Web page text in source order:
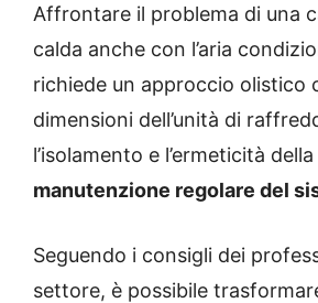
Affrontare il problema di una
calda anche con l’aria
richiede un approccio olistico
dimensioni dell’unità di
l’isolamento e l’ermeticità
manutenzione regolare del
Seguendo i consigli dei
settore, è possibile